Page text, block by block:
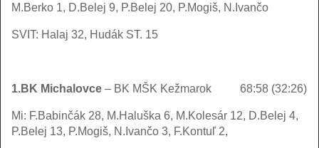
M.Berko 1, D.Belej 9, P.Belej 20, P.Mogiš, N.Ivančo
SVIT: Halaj 32, Hudák ST. 15
1.BK Michalovce – BK MŠK Kežmarok 68:58 (32:26)
Mi: F.Babinčák 28, M.Haluška 6, M.Kolesár 12, D.Belej 4,
P.Belej 13, P.Mogiš, N.Ivančo 3, F.Kontuľ 2,